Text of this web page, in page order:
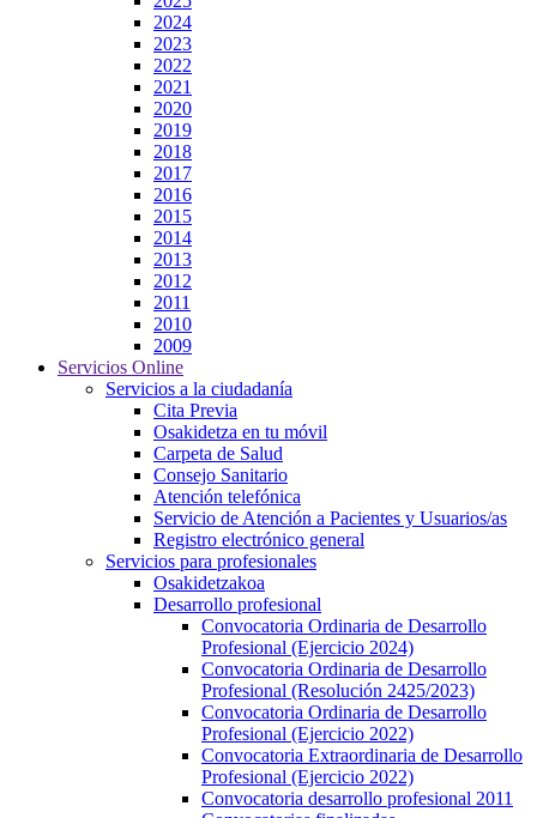
2024
2023
2022
2021
2020
2019
2018
2017
2016
2015
2014
2013
2012
2011
2010
2009
Servicios Online
Servicios a la ciudadanía
Cita Previa
Osakidetza en tu móvil
Carpeta de Salud
Consejo Sanitario
Atención telefónica
Servicio de Atención a Pacientes y Usuarios/as
Registro electrónico general
Servicios para profesionales
Osakidetzakoa
Desarrollo profesional
Convocatoria Ordinaria de Desarrollo
Profesional (Ejercicio 2024)
Convocatoria Ordinaria de Desarrollo
Profesional (Resolución 2425/2023)
Convocatoria Ordinaria de Desarrollo
Profesional (Ejercicio 2022)
Convocatoria Extraordinaria de Desarrollo
Profesional (Ejercicio 2022)
Convocatoria desarrollo profesional 2011